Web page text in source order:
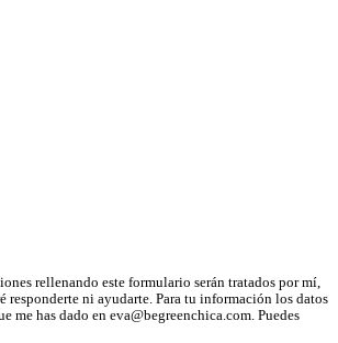
rellenando este formulario serán tratados por mí,
responderte ni ayudarte. Para tu información los datos
has dado en eva@begreenchica.com. Puedes